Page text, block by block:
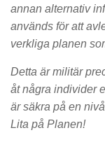
annan alternativ
används för att
verkliga planen
Detta är militär
åt några individer
är säkra på en
Lita på Planen!